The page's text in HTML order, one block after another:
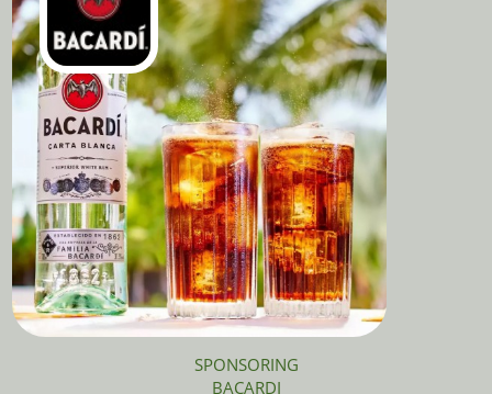
SPONSORING
BACARDI